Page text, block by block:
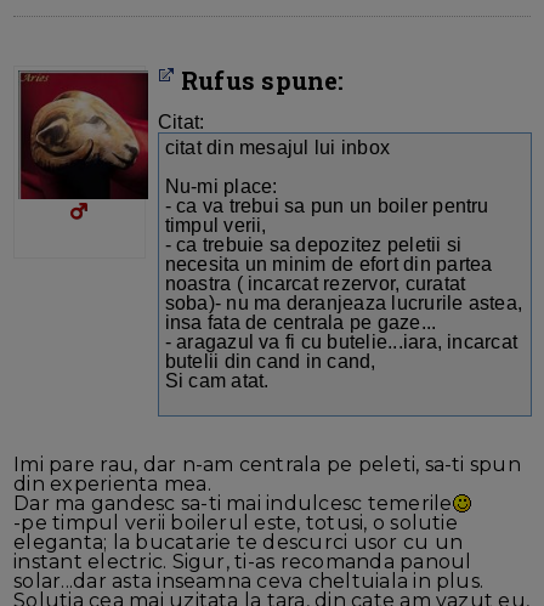
Rufus spune:
Citat:
citat din mesajul lui inbox
Nu-mi place:
- ca va trebui sa pun un boiler pentru
timpul verii,
- ca trebuie sa depozitez peletii si
necesita un minim de efort din partea
noastra ( incarcat rezervor, curatat
soba)- nu ma deranjeaza lucrurile astea,
insa fata de centrala pe gaze...
- aragazul va fi cu butelie...iara, incarcat
butelii din cand in cand,
Si cam atat.
Imi pare rau, dar n-am centrala pe peleti, sa-ti spun
din experienta mea.
Dar ma gandesc sa-ti mai indulcesc temerile
-pe timpul verii boilerul este, totusi, o solutie
eleganta; la bucatarie te descurci usor cu un
instant electric. Sigur, ti-as recomanda panoul
solar...dar asta inseamna ceva cheltuiala in plus.
Solutia cea mai uzitata la tara, din cate am vazut eu,